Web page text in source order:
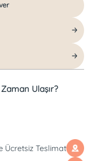
Ulaşır?
Ücretsiz Teslimat